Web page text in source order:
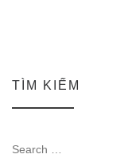
TÌM KIẾM
SEARCH